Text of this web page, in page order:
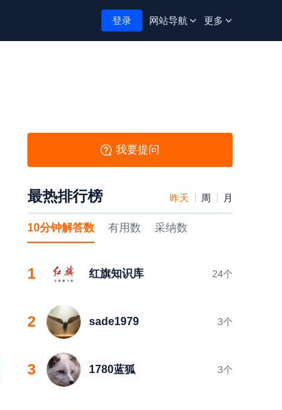
登录 网站导航 更多
我要提问
最热排行榜 昨天 周 月
10分钟解答数 有用数 采纳数
1 红旗知识库 24个
2 sade1979 3个
3 1780蓝狐 3个